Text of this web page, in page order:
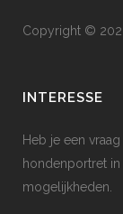
Copyright ©
INTERESSE
Heb je een
hondenportret
mogelijkheden.